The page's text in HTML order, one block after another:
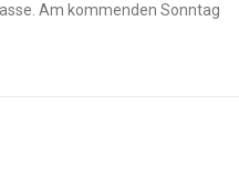
Am kommenden Sonntag